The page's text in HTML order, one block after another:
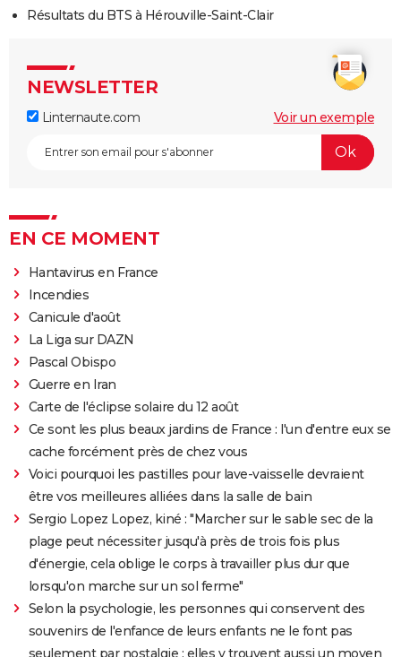
Résultats du BTS à Hérouville-Saint-Clair
NEWSLETTER
Linternaute.com Voir un exemple
EN CE MOMENT
Hantavirus en France
Incendies
Canicule d'août
La Liga sur DAZN
Pascal Obispo
Guerre en Iran
Carte de l'éclipse solaire du 12 août
Ce sont les plus beaux jardins de France : l'un d'entre eux se
cache forcément près de chez vous
Voici pourquoi les pastilles pour lave-vaisselle devraient
être vos meilleures alliées dans la salle de bain
Sergio Lopez Lopez, kiné : "Marcher sur le sable sec de la
plage peut nécessiter jusqu'à près de trois fois plus
d'énergie, cela oblige le corps à travailler plus dur que
lorsqu'on marche sur un sol ferme"
Selon la psychologie, les personnes qui conservent des
souvenirs de l'enfance de leurs enfants ne le font pas
seulement par nostalgie : elles y trouvent aussi un moyen